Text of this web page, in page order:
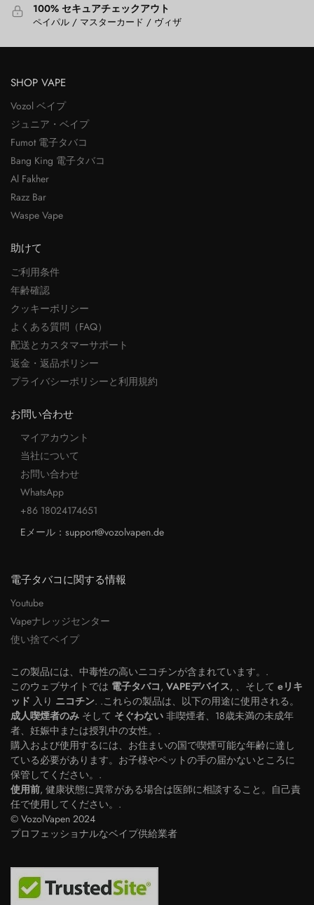
100% セキュアチェックアウト
ペイパル / マスターカード / ヴィザ
SHOP VAPE
Vozol ベイプ
ジュニア・ベイプ
Fumot 電子タバコ
Bang King 電子タバコ
Al Fakher
Razz Bar
Waspe Vape
助けて
ご利用条件
年齢確認
クッキーポリシー
よくある質問（FAQ）
配送とカスタマーサポート
返金・返品ポリシー
プライバシーポリシーと利用規約
お問い合わせ
マイアカウント
当社について
お問い合わせ
WhatsApp
+86 18024174651
Eメール：support@vozolvapen.de
電子タバコに関する情報
Youtube
Vapeナレッジセンター
使い捨てベイプ
この製品には、中毒性の高いニコチンが含まれています。.
このウェブサイトでは 電子タバコ, VAPEデバイス, 、そして eリキ
ッド 入り ニコチン. .これらの製品は、以下の用途に使用される。
成人喫煙者のみ そして そぐわない 非喫煙者、18歳未満の未成年
者、妊娠中または授乳中の女性。.
購入および使用するには、お住まいの国で喫煙可能な年齢に達し
ている必要があります。お子様やペットの手の届かないところに
保管してください。.
使用前, 健康状態に異常がある場合は医師に相談すること。自己責
任で使用してください。.
© VozolVapen 2024
プロフェッショナルなベイプ供給業者
Polish